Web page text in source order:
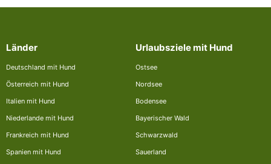
Länder
Deutschland mit Hund
Österreich mit Hund
Italien mit Hund
Niederlande mit Hund
Frankreich mit Hund
Spanien mit Hund
Urlaubsziele mit Hund
Ostsee
Nordsee
Bodensee
Bayerischer Wald
Schwarzwald
Sauerland